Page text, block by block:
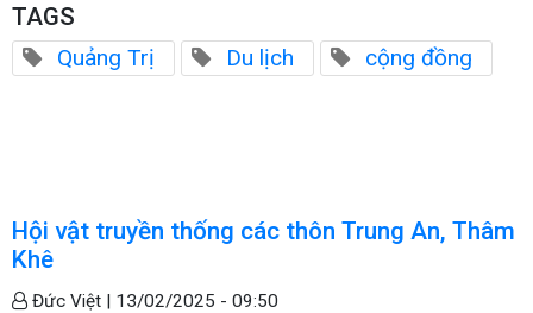
TAGS
Quảng Trị Du lịch cộng đồng
Hội vật truyền thống các thôn Trung An, Thâm
Khê
Đức Việt | 13/02/2025 - 09:50